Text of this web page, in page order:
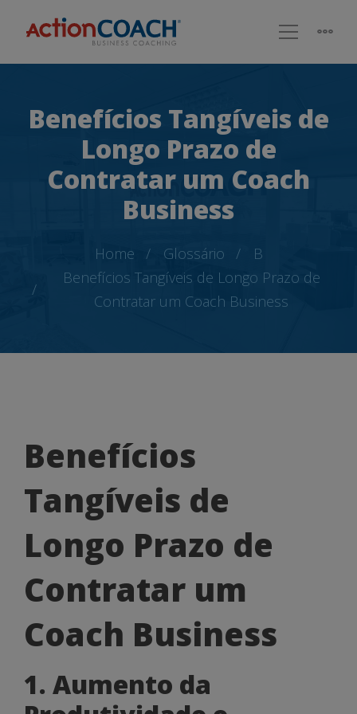
Benefícios Tangíveis de
Longo Prazo de
Contratar um Coach
Business
Home Glossário
B
Benefícios Tangíveis de Longo Prazo de
Contratar um Coach Business
Benefícios
Tangíveis
de
Longo
Prazo
de
Contratar
Coach
Benefícios
Tangíveis de
Longo Prazo de
Contratar um
Coach Business
1. Aumento da